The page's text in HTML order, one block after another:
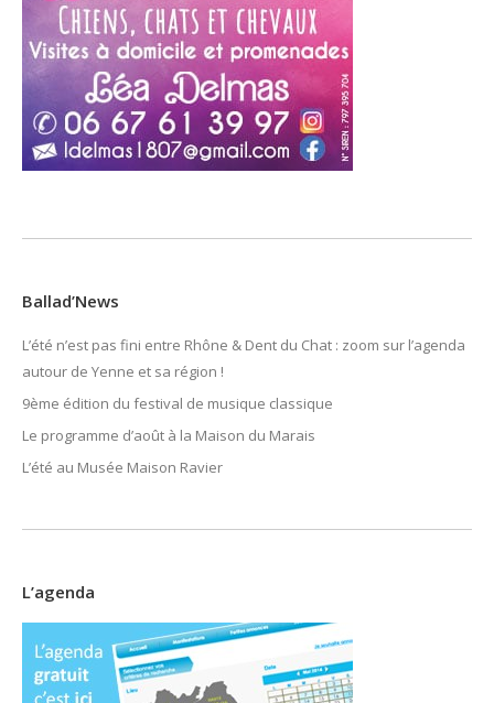
Ballad’News
L’été n’est pas fini entre Rhône & Dent du Chat : zoom sur l’agenda
autour de Yenne et sa région !
9ème édition du festival de musique classique
Le programme d’août à la Maison du Marais
L’été au Musée Maison Ravier
L’agenda